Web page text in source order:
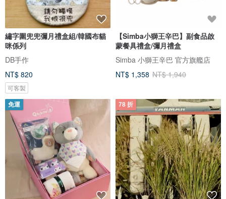
繡字圍兜兜彌月禮盒組/韓國布貓
咪係列
DB手作
NT$ 820
可客製
【Simba小獅王辛巴】副食品啟
蒙餐具禮盒/彌月禮盒
Simba 小獅王辛巴 官方旗艦店
NT$ 1,358 NT$ 1,940
免運 78 折